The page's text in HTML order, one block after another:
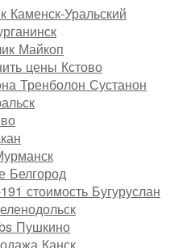
Каменск-Уральский
Майкоп
цены Кстово
Тренболон Сустанон
Белгород
стоимость Бугуруслан
Пушкино
Канск